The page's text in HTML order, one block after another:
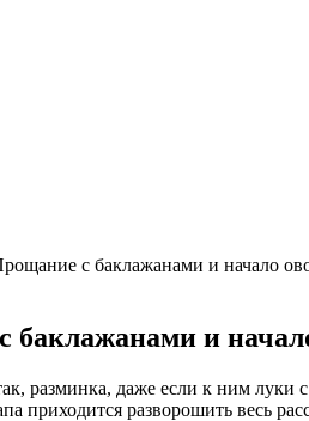
с баклажанами и начало
баклажанами и
разминка, даже если к ним луки
приходится разворошить весь